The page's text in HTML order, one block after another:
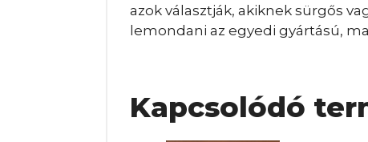
azok választják, akiknek sürgős
lemondani az egyedi gyártású,
Kapcsolódó